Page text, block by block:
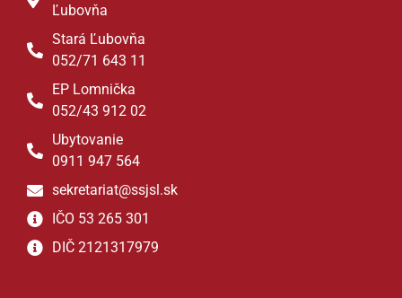
Ľubovňa
Stará Ľubovňa
052/71 643 11
EP Lomnička
052/43 912 02
Ubytovanie
0911 947 564
sekretariat@ssjsl.sk
IČO 53 265 301
DIČ 2121317979